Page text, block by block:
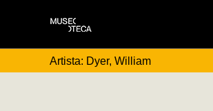
Artista: Dyer, William